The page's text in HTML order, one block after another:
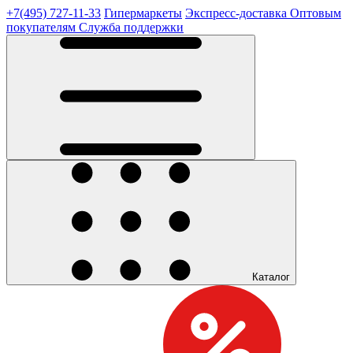
+7(495) 727-11-33 Гипермаркеты Экспресс-доставка Оптовым
покупателям Служба поддержки
Каталог